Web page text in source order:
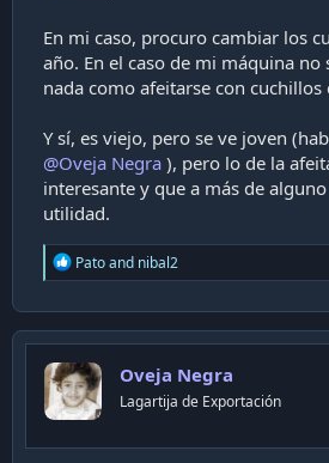
En mi caso, procuro cambiar los
año. En el caso de mi máquina no
nada como afeitarse con
Y sí, es viejo, pero se ve joven
@Oveja Negra ), pero lo de la
interesante y que a más de
utilidad.
R
e
c
t
o
n
s
Patoand nibal2
Oveja Negra
Lagartija de Exportación